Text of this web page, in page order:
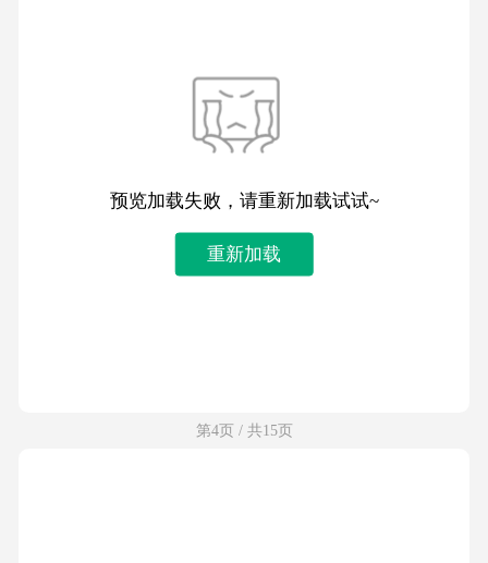
预览加载失败，请重新加载试试~
重新加载
第4页 / 共15页